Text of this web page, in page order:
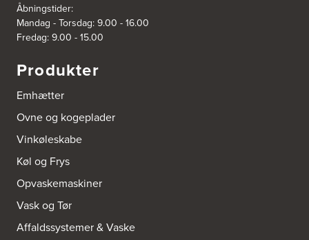
Åbningstider:
Mandag - Torsdag: 9.00 - 16.00
Fredag: 9.00 - 15.00
Produkter
Emhætter
Ovne og kogeplader
Vinkøleskabe
Køl og Frys
Opvaskemaskiner
Vask og Tør
Affaldssystemer & Vaske